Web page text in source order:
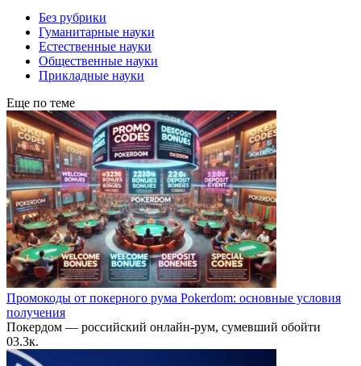
Без рубрики
Гуманитарные науки
Естественные науки
Общественные науки
Прикладные науки
Еще по теме
Промокоды от покерного рума Pokerdom: основные условия
получения
Покердом — российский онлайн-рум, сумевший обойти
03.3к.